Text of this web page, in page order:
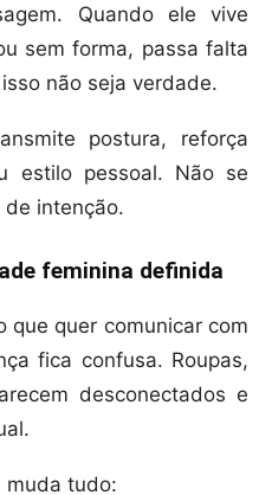
Quando ele vive
sem forma, passa falta
não seja verdade.
postura, reforça
estilo pessoal. Não se
intenção.
feminina definida
que quer comunicar com
fica confusa. Roupas,
desconectados e
muda tudo: